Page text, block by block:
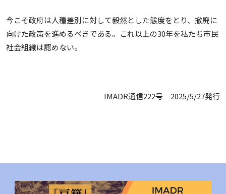
今こそ政府は人種差別に対して毅然とした態度をとり、撤廃に
向けた政策を進めるべきである。これ以上の30年を私たち市民
社会組織は認めない。
IMADR通信222号 2025/5/27発行